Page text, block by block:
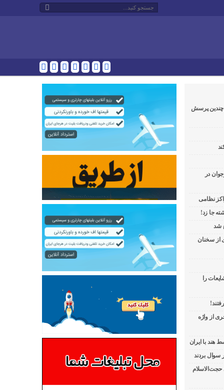
چندین پرسش
در
نظامی
جا زد!
شد
از سخنان
را
از واژه
هند با ایران
حجت‌الاسلام